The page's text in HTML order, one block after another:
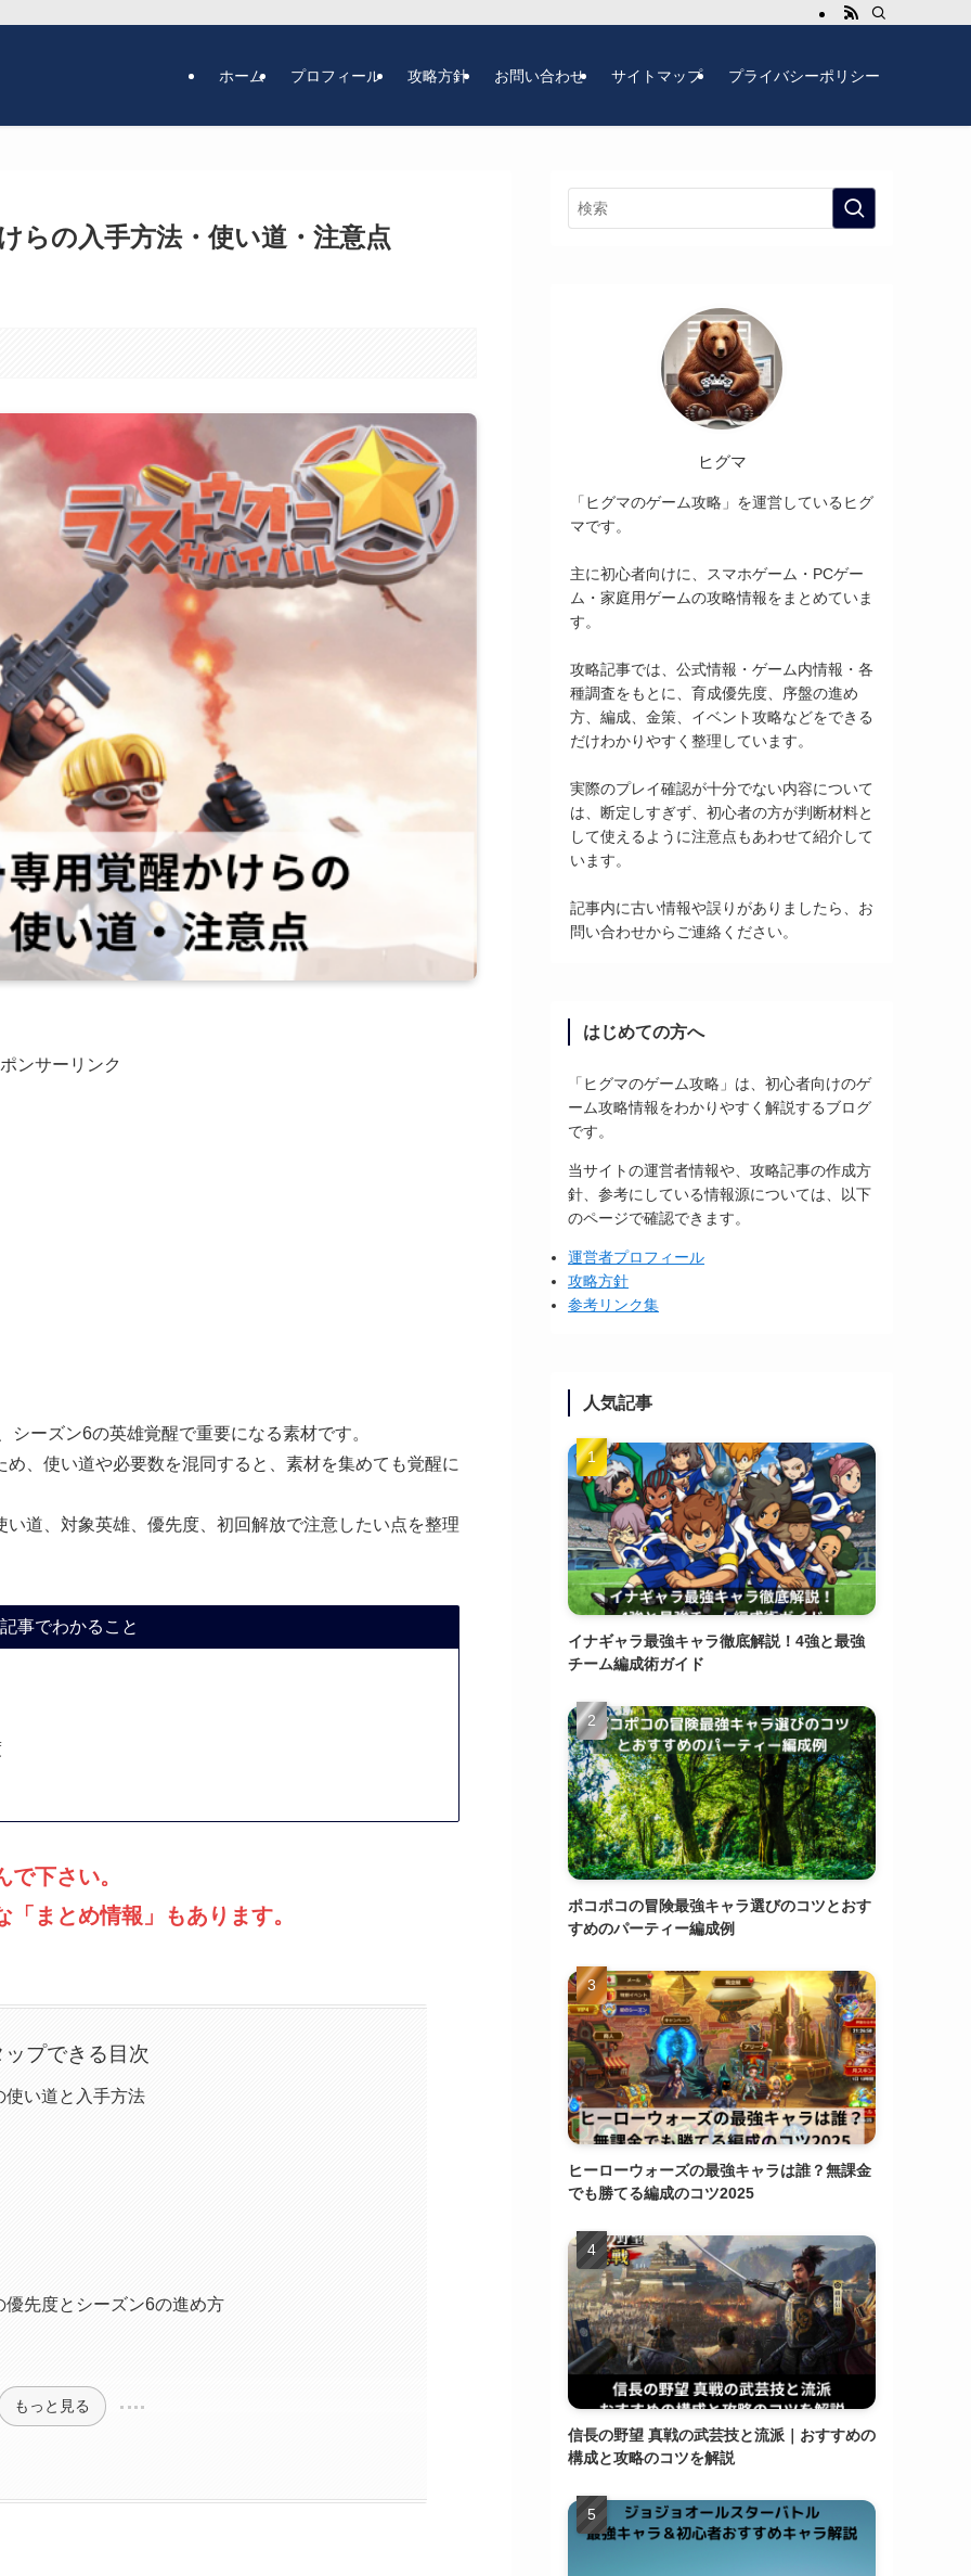
ホーム プロフィール 攻略方針 お問い合わせ サイトマップ プライバシーポリシー
らの入手方法・使い道・注意点
ンサーリンク
シーズン6の英雄覚醒で重要になる素材です。
、使い道や必要数を混同すると、素材を集めても覚醒に
道、対象英雄、優先度、初回解放で注意したい点を整理
事でわかること
下さい。
まとめ情報」もあります。
ップできる目次
使い道と入手方法
先度とシーズン6の進め方
もっと見る
ヒグマ
「ヒグマのゲーム攻略」を運営しているヒグ
マです。
主に初心者向けに、スマホゲーム・PCゲー
ム・家庭用ゲームの攻略情報をまとめていま
す。
攻略記事では、公式情報・ゲーム内情報・各
種調査をもとに、育成優先度、序盤の進め
方、編成、金策、イベント攻略などをできる
だけわかりやすく整理しています。
実際のプレイ確認が十分でない内容について
は、断定しすぎず、初心者の方が判断材料と
して使えるように注意点もあわせて紹介して
います。
記事内に古い情報や誤りがありましたら、お
問い合わせからご連絡ください。
はじめての方へ
「ヒグマのゲーム攻略」は、初心者向けのゲ
ーム攻略情報をわかりやすく解説するブログ
です。
当サイトの運営者情報や、攻略記事の作成方
針、参考にしている情報源については、以下
のページで確認できます。
運営者プロフィール
攻略方針
参考リンク集
人気記事
イナギャラ最強キャラ徹底解説！4強と最強
チーム編成術ガイド
ポコポコの冒険最強キャラ選びのコツとおす
すめのパーティー編成例
ヒーローウォーズの最強キャラは誰？無課金
でも勝てる編成のコツ2025
信長の野望 真戦の武芸技と流派｜おすすめの
構成と攻略のコツを解説